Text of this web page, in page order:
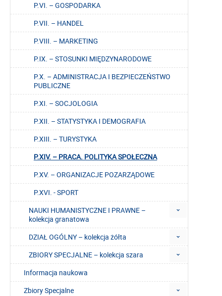
P.VI. – GOSPODARKA
P.VII. – HANDEL
P.VIII. – MARKETING
P.IX. – STOSUNKI MIĘDZYNARODOWE
P.X. – ADMINISTRACJA I BEZPIECZEŃSTWO
PUBLICZNE
P.XI. – SOCJOLOGIA
P.XII. – STATYSTYKA I DEMOGRAFIA
P.XIII. – TURYSTYKA
P.XIV. – PRACA. POLITYKA SPOŁECZNA
P.XV. – ORGANIZACJE POZARZĄDOWE
P.XVI. - SPORT
NAUKI HUMANISTYCZNE I PRAWNE –
kolekcja granatowa
DZIAŁ OGÓLNY – kolekcja żółta
ZBIORY SPECJALNE – kolekcja szara
Informacja naukowa
Zbiory Specjalne